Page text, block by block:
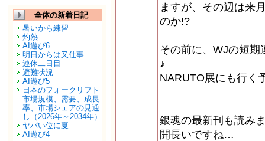
全体の新着日記
暑いから練習
灼熱
AI遊び6
明日からは又仕事
連休二日目
避難状況
AI遊び5
日本のフォークリフト
市場規模、需要、成長
率、市場シェアの見通
し（2026年～2034年）
ヤバい位に夏
AI遊び4
ますが、その辺は来
のか!?
その前に、WJの短期
♪
NARUTO展にも行く
銀魂の最新刊も読み
開長いですね…